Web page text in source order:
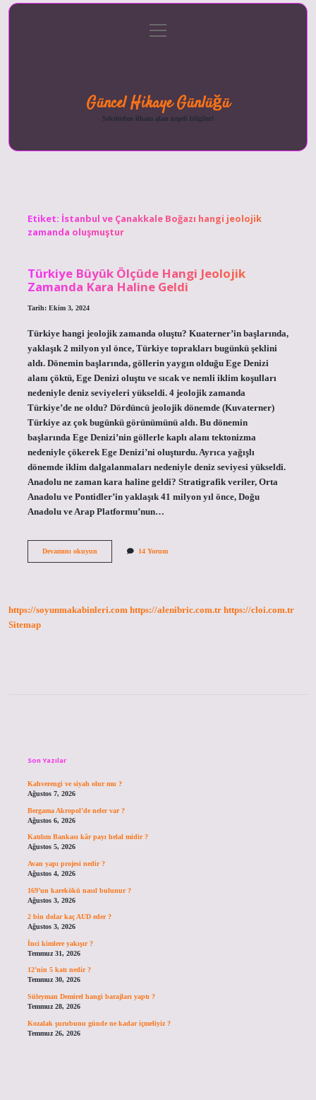
menüyü
aç
Güncel Hikaye Günlüğü
Sektörden ilham alan neşeli bilgiler!
Etiket: İstanbul ve Çanakkale Boğazı hangi jeolojik
zamanda oluşmuştur
Türkiye Büyük Ölçüde Hangi Jeolojik
Zamanda Kara Haline Geldi
Tarih: Ekim 3, 2024
Türkiye hangi jeolojik zamanda oluştu? Kuaterner’in başlarında,
yaklaşık 2 milyon yıl önce, Türkiye toprakları bugünkü şeklini
aldı. Dönemin başlarında, göllerin yaygın olduğu Ege Denizi
alanı çöktü, Ege Denizi oluştu ve sıcak ve nemli iklim koşulları
nedeniyle deniz seviyeleri yükseldi. 4 jeolojik zamanda
Türkiye’de ne oldu? Dördüncü jeolojik dönemde (Kuvaterner)
Türkiye az çok bugünkü görünümünü aldı. Bu dönemin
başlarında Ege Denizi’nin göllerle kaplı alanı tektonizma
nedeniyle çökerek Ege Denizi’ni oluşturdu. Ayrıca yağışlı
dönemde iklim dalgalanmaları nedeniyle deniz seviyesi yükseldi.
Anadolu ne zaman kara haline geldi? Stratigrafik veriler, Orta
Anadolu ve Pontidler’in yaklaşık 41 milyon yıl önce, Doğu
Anadolu ve Arap Platformu’nun…
Devamını okuyunTürkiye
Kara
14 Yorum
https://soyunmakabinleri.com https://alenibric.com.tr https://cloi.com.tr
Sitemap
Son Yazılar
Kahverengi ve siyah olur mu ?
Ağustos 7, 2026
Bergama Akropol’de neler var ?
Ağustos 6, 2026
Katılım Bankası kâr payı helal midir ?
Ağustos 5, 2026
Avan yapı projesi nedir ?
Ağustos 4, 2026
169’un karekökü nasıl bulunur ?
Ağustos 3, 2026
2 bin dolar kaç AUD eder ?
Ağustos 3, 2026
İnci kimlere yakışır ?
Temmuz 31, 2026
12’nin 5 katı nedir ?
Temmuz 30, 2026
Süleyman Demirel hangi barajları yaptı ?
Temmuz 28, 2026
Kozalak şurubunu günde ne kadar içmeliyiz ?
Temmuz 26, 2026